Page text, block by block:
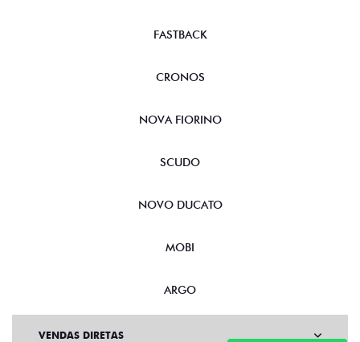
FASTBACK
CRONOS
NOVA FIORINO
SCUDO
NOVO DUCATO
MOBI
ARGO
VENDAS DIRETAS